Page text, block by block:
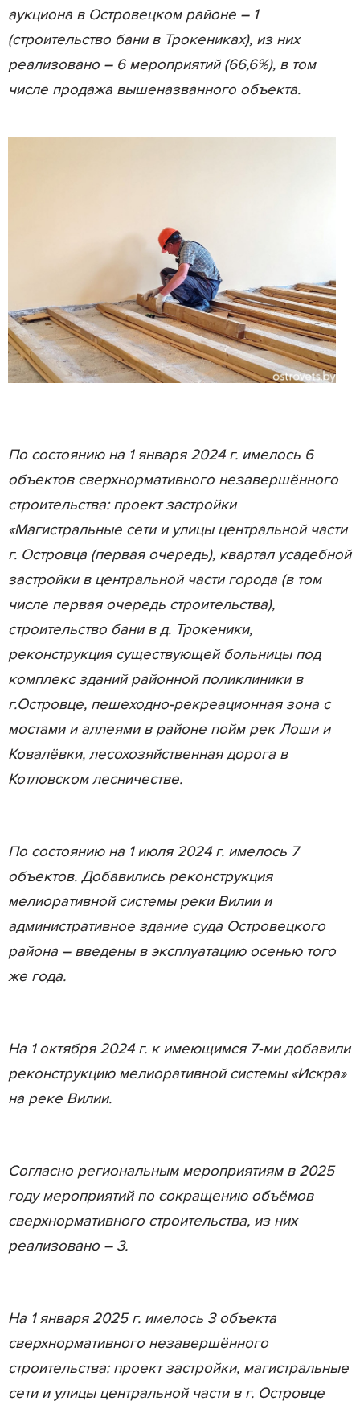
аукциона в Островецком районе – 1
(строительство бани в Трокениках), из них
реализовано – 6 мероприятий (66,6%), в том
числе продажа вышеназванного объекта.
По состоянию на 1 января 2024 г. имелось 6
объектов сверхнормативного незавершённого
строительства: проект застройки
«Магистральные сети и улицы центральной части
г. Островца (первая очередь), квартал усадебной
застройки в центральной части города (в том
числе первая очередь строительства),
строительство бани в д. Трокеники,
реконструкция существующей больницы под
комплекс зданий районной поликлиники в
г.Островце, пешеходно-рекреационная зона с
мостами и аллеями в районе пойм рек Лоши и
Ковалёвки, лесохозяйственная дорога в
Котловском лесничестве.
По состоянию на 1 июля 2024 г. имелось 7
объектов. Добавились реконструкция
мелиоративной системы реки Вилии и
административное здание суда Островецкого
района – введены в эксплуатацию осенью того
же года.
На 1 октября 2024 г. к имеющимся 7-ми добавили
реконструкцию мелиоративной системы «Искра»
на реке Вилии.
Согласно региональным мероприятиям в 2025
году мероприятий по сокращению объёмов
сверхнормативного строительства, из них
реализовано – 3.
На 1 января 2025 г. имелось 3 объекта
сверхнормативного незавершённого
строительства: проект застройки, магистральные
сети и улицы центральной части в г. Островце